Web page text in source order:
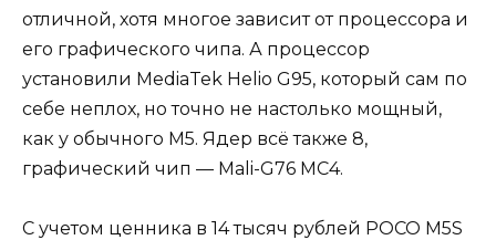
отличной, хотя многое зависит от процессора и
его графического чипа. А процессор
установили MediaTek Helio G95, который сам по
себе неплох, но точно не настолько мощный,
как у обычного M5. Ядер всё также 8,
графический чип — Mali-G76 MC4.
С учетом ценника в 14 тысяч рублей POCO M5S